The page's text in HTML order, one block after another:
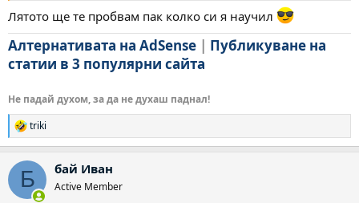
Лятото ще те пробвам пак колко си я научил
Алтернативата на AdSense | Публикуване на
статии в 3 популярни сайта
Не падай духом, за да не духаш паднал!
Р
е
к
и
triki
Б бай Иван
Active Member